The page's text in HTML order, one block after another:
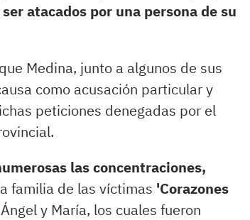
atacados por una persona de su
Medina, junto a algunos de sus
como acusación particular y
peticiones denegadas por el
las concentraciones,
familia de las víctimas 'Corazones
y María, los cuales fueron